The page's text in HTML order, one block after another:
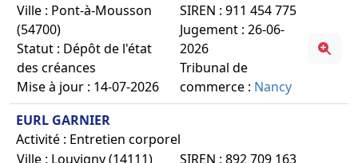
Ville : Pont-à-Mousson
(54700)
Statut : Dépôt de l'état
des créances
Mise à jour : 14-07-2026
SIREN : 911 454 775
Jugement : 26-06-
2026
Tribunal de
commerce : Nancy
EURL GARNIER
Activité : Entretien corporel
Ville : Louvigny (14111)
SIREN : 892 709 163